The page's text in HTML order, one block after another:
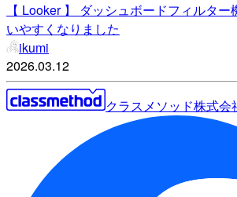
【 Looker 】 ダッシュボードフィルタ
いやすくなりました
ikumi
2026.03.12
クラスメソッド株式会